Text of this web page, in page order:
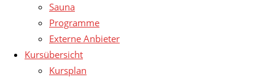
Sauna
Programme
Externe Anbieter
Kursübersicht
Kursplan